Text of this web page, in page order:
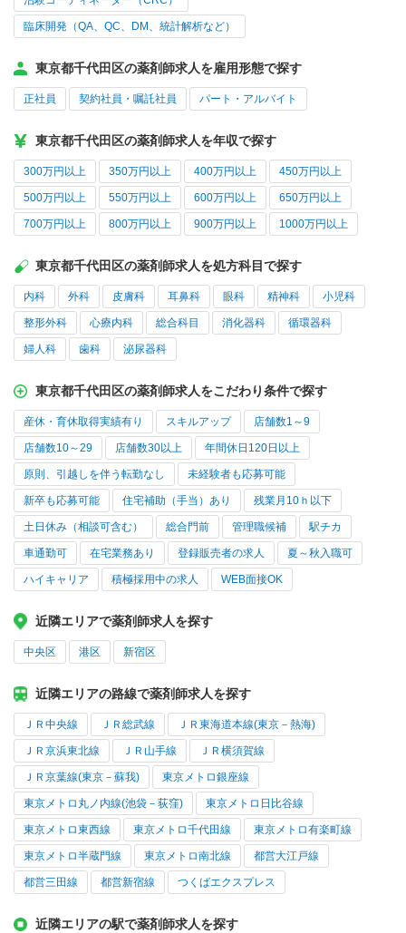
臨床開発（QA、QC、DM、統計解析など）
東京都千代田区の薬剤師求人を雇用形態で探す
正社員 契約社員・嘱託社員 パート・アルバイト
東京都千代田区の薬剤師求人を年収で探す
300万円以上 350万円以上 400万円以上 450万円以上
500万円以上 550万円以上 600万円以上 650万円以上
700万円以上 800万円以上 900万円以上 1000万円以上
東京都千代田区の薬剤師求人を処方科目で探す
内科 外科 皮膚科 耳鼻科 眼科 精神科 小児科
整形外科 心療内科 総合科目 消化器科 循環器科
婦人科 歯科 泌尿器科
東京都千代田区の薬剤師求人をこだわり条件で探す
産休・育休取得実績有り スキルアップ 店舗数1～9
店舗数10～29 店舗数30以上 年間休日120日以上
原則、引越しを伴う転勤なし 未経験者も応募可能
新卒も応募可能 住宅補助（手当）あり 残業月10ｈ以下
土日休み（相談可含む） 総合門前 管理職候補 駅チカ
車通勤可 在宅業務あり 登録販売者の求人 夏～秋入職可
ハイキャリア 積極採用中の求人 WEB面接OK
近隣エリアで薬剤師求人を探す
中央区 港区 新宿区
近隣エリアの路線で薬剤師求人を探す
ＪＲ中央線 ＪＲ総武線 ＪＲ東海道本線(東京－熱海)
ＪＲ京浜東北線 ＪＲ山手線 ＪＲ横須賀線
ＪＲ京葉線(東京－蘇我) 東京メトロ銀座線
東京メトロ丸ノ内線(池袋－荻窪) 東京メトロ日比谷線
東京メトロ東西線 東京メトロ千代田線 東京メトロ有楽町線
東京メトロ半蔵門線 東京メトロ南北線 都営大江戸線
都営三田線 都営新宿線 つくばエクスプレス
近隣エリアの駅で薬剤師求人を探す